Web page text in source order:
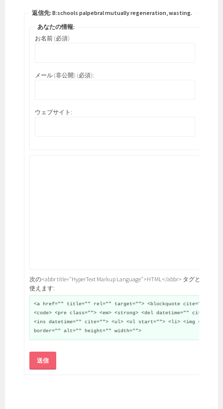
返信先: B:schools palpebral mutually regeneration, wasting.
あなたの情報:
お名前 (必須)
メール (非公開) (必須):
ウェブサイト:
次の<abbr title="HyperText Markup Language">HTML</abbr> タグと属性が
使えます:
<a href="" title="" rel="" target=""> <blockquote cite="">
<code> <pre class=""> <em> <strong> <del datetime="" cite="">
<ins datetime="" cite=""> <ul> <ol start=""> <li> <img src=""
border="" alt="" height="" width="">
送信